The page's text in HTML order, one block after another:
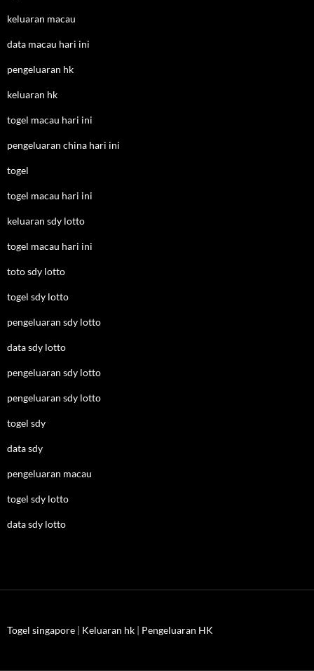
keluaran macau
data macau hari ini
pengeluaran hk
keluaran hk
togel macau hari ini
pengeluaran china hari ini
togel
togel macau hari ini
keluaran sdy lotto
togel macau hari ini
toto sdy lotto
togel sdy lotto
pengeluaran sdy lotto
data sdy lotto
pengeluaran sdy lotto
pengeluaran sdy lotto
togel sdy
data sdy
pengeluaran macau
togel sdy lotto
data sdy lotto
Togel singapore | Keluaran hk | Pengeluaran HK